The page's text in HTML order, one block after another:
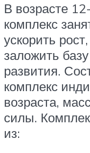
В возрасте
комплекс
ускорить
заложить
развития.
комплекс
возраста,
силы.
из: